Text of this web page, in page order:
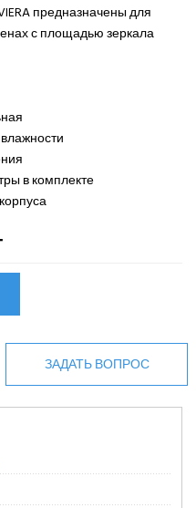
предназначены для
с площадью зеркала
в комплекте
ЗАДАТЬ ВОПРОС